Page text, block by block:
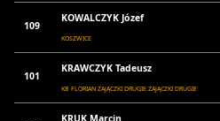
109
KOWALCZYK Józef
KOSZWICE
101
KRAWCZYK Tadeusz
KB FLORIAN ZAJĄCZKI DRUGIE ZAJĄCZKI DRUGIE
KRUK Marcin